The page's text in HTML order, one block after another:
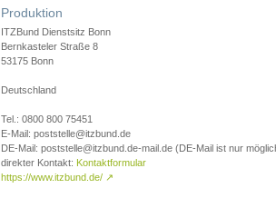
Produktion
ITZBund Dienstsitz Bonn
Bernkasteler Straße 8
53175 Bonn
Deutschland
Tel.: 0800 800 75451
E-Mail: poststelle@itzbund.de
DE-Mail: poststelle@itzbund.de-mail.de (DE-Mail ist nur
direkter Kontakt: Kontaktformular
https://www.itzbund.de/ ↗